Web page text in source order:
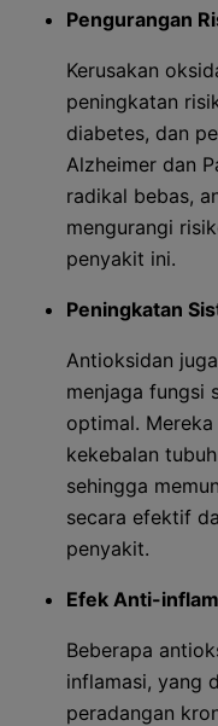
Pengurangan
Kerusakan
peningkatan
diabetes, dan
Alzheimer dan
radikal bebas,
mengurangi
penyakit ini.
Peningkatan
Antioksidan
menjaga fungsi
optimal.
kekebalan
sehingga
secara efektif
penyakit.
Efek Anti-
Beberapa
inflamasi, yang
peradangan